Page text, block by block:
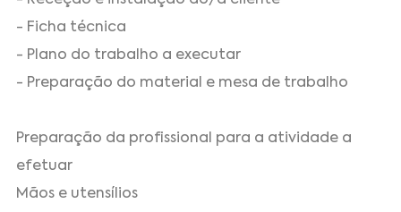
- Ficha técnica
- Plano do trabalho a executar
- Preparação do material e mesa de trabalho
Preparação da profissional para a atividade a
efetuar
Mãos e utensílios